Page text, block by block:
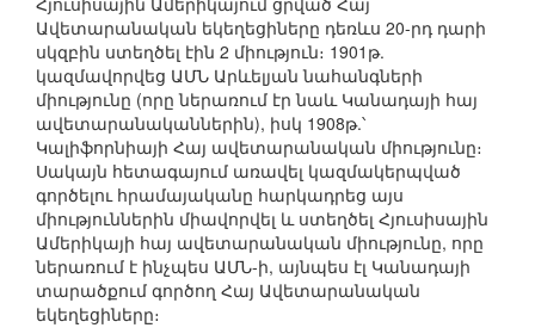
Ավետարանական եկեղեցիները դեռևս 20-րդ դարի
սկզբին ստեղծել էին 2 միություն։ 1901թ.
կազմավորվեց ԱՄՆ Արևելյան նահանգների
միությունը (որը ներառում էր նաև Կանադայի հայ
ավետարանականներին), իսկ 1908թ.՝
Կալիֆորնիայի Հայ ավետարանական միությունը։
Սակայն հետագայում առավել կազմակերպված
գործելու հրամայականը հարկադրեց այս
միություններին միավորվել և ստեղծել Հյուսիսային
Ամերիկայի հայ ավետարանական միությունը, որը
ներառում է ինչպես ԱՄՆ-ի, այնպես էլ Կանադայի
տարածքում գործող Հայ Ավետարանական
եկեղեցիները։